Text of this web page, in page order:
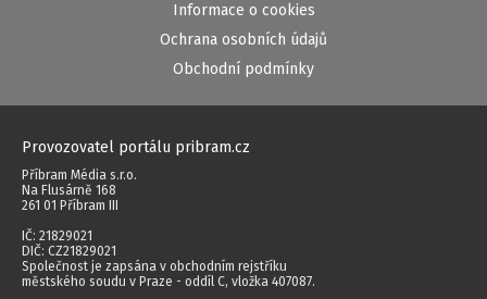
Informace o cookies
Ochrana osobních údajů
Obchodní podmínky
Provozovatel portálu pribram.cz
Příbram Média s.r.o.
Na Flusárně 168
261 01 Příbram III
IČ: 21829021
DIČ: CZ21829021
Společnost je zapsána v obchodním rejstříku
městského soudu v Praze - oddíl C, vložka 407087.